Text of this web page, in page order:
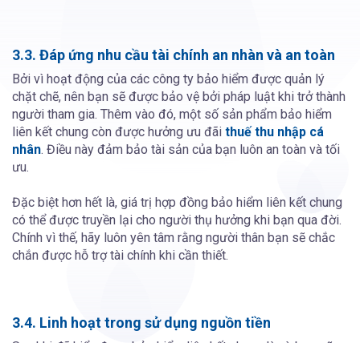
3.3. Đáp ứng nhu cầu tài chính an nhàn và an toàn
Bởi vì hoạt động của các công ty bảo hiểm được quản lý
chặt chẽ, nên bạn sẽ được bảo vệ bởi pháp luật khi trở thành
người tham gia. Thêm vào đó, một số sản phẩm bảo hiểm
liên kết chung còn được hưởng ưu đãi thuế thu nhập cá
nhân. Điều này đảm bảo tài sản của bạn luôn an toàn và tối
ưu.
Đặc biệt hơn hết là, giá trị hợp đồng bảo hiểm liên kết chung
có thể được truyền lại cho người thụ hưởng khi bạn qua đời.
Chính vì thế, hãy luôn yên tâm rằng người thân bạn sẽ chắc
chắn được hỗ trợ tài chính khi cần thiết.
3.4. Linh hoạt trong sử dụng nguồn tiền